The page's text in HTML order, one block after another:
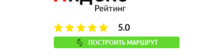
5.0
ПОСТРОИТЬ МАРШРУТ